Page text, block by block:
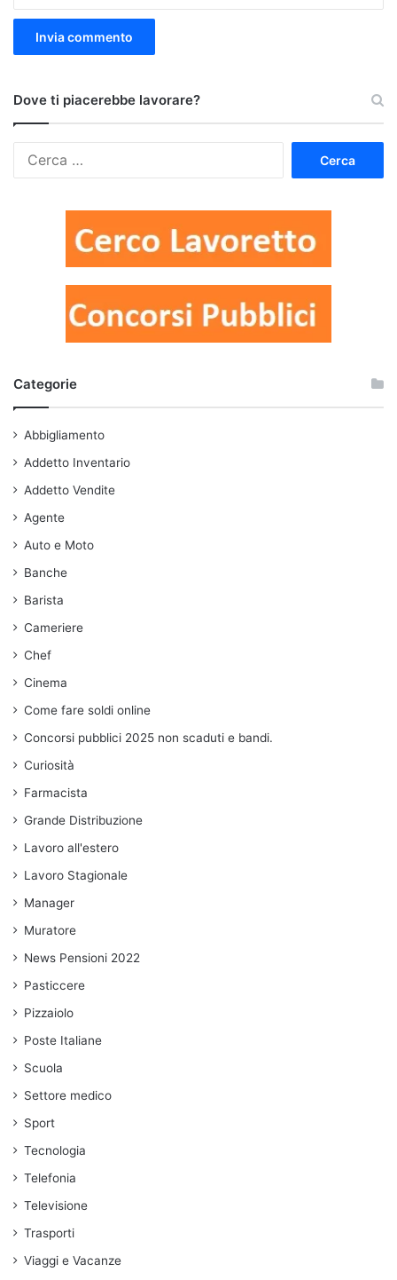
Dove ti piacerebbe lavorare?
Categorie
Abbigliamento
Addetto Inventario
Addetto Vendite
Agente
Auto e Moto
Banche
Barista
Cameriere
Chef
Cinema
Come fare soldi online
Concorsi pubblici 2025 non scaduti e bandi.
Curiosità
Farmacista
Grande Distribuzione
Lavoro all'estero
Lavoro Stagionale
Manager
Muratore
News Pensioni 2022
Pasticcere
Pizzaiolo
Poste Italiane
Scuola
Settore medico
Sport
Tecnologia
Telefonia
Televisione
Trasporti
Viaggi e Vacanze